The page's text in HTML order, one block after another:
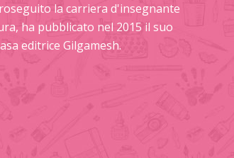
la carriera d'insegnante
ha pubblicato nel 2015 il suo
editrice Gilgamesh.